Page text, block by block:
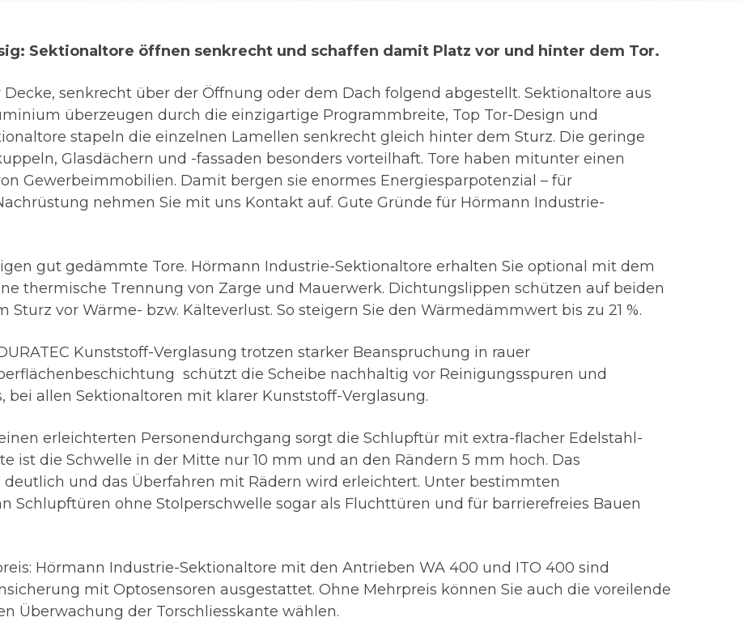
Sektionaltore öffnen senkrecht und schaffen damit Platz vor und hinter dem Tor.
senkrecht über der Öffnung oder dem Dach folgend abgestellt. Sektionaltore aus
überzeugen durch die einzigartige Programmbreite, Top Tor-Design und
stapeln die einzelnen Lamellen senkrecht gleich hinter dem Sturz. Die geringe
Glasdächern und -fassaden besonders vorteilhaft. Tore haben mitunter einen
Gewerbeimmobilien. Damit bergen sie enormes Energiesparpotenzial – für
nehmen Sie mit uns Kontakt auf. Gute Gründe für Hörmann Industrie-
gut gedämmte Tore. Hörmann Industrie-Sektionaltore erhalten Sie optional mit dem
thermische Trennung von Zarge und Mauerwerk. Dichtungslippen schützen auf beiden
vor Wärme- bzw. Kälteverlust. So steigern Sie den Wärmedämmwert bis zu 21 %.
Kunststoff-Verglasung trotzen starker Beanspruchung in rauer
schützt die Scheibe nachhaltig vor Reinigungsspuren und
bei allen Sektionaltoren mit klarer Kunststoff-Verglasung.
erleichterten Personendurchgang sorgt die Schlupftür mit extra-flacher Edelstahl-
ist die Schwelle in der Mitte nur 10 mm und an den Rändern 5 mm hoch. Das
und das Überfahren mit Rädern wird erleichtert. Unter bestimmten
Schlupftüren ohne Stolperschwelle sogar als Fluchttüren und für barrierefreies Bauen
Hörmann Industrie-Sektionaltore mit den Antrieben WA 400 und ITO 400 sind
mit Optosensoren ausgestattet. Ohne Mehrpreis können Sie auch die voreilende
Überwachung der Torschliesskante wählen.